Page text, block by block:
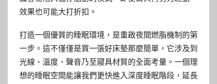
效果也可能大打折扣。
打造一個優質的睡眠環境，是重啟夜間燃脂機制的第
一步。這不僅僅是買一張好床墊那麼簡單，它涉及到
光線、溫度、聲音乃至寢具材質的全面考量。一個理
想的睡眠空間能讓我們更快進入深度睡眠階段，延長